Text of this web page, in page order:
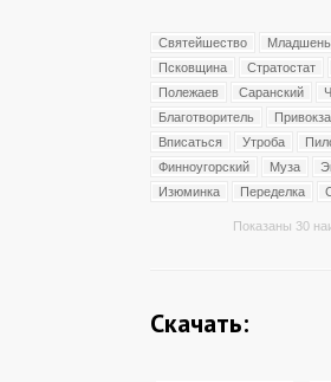
Святейшество
Псковщина
Стратостат
Полежаев
Саранский
Благотворитель
Вписаться
Утроба
Финноугорский
Муза
Изюминка
Переделка
Показаны 30
Скачать: